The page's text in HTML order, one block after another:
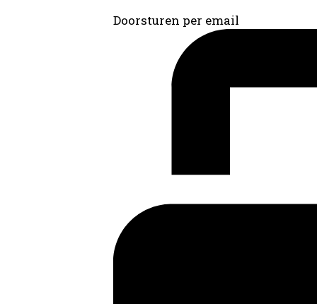
Doorsturen per email